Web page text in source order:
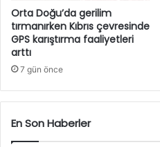
Orta Doğu’da gerilim
tırmanırken Kıbrıs çevresinde
GPS karıştırma faaliyetleri
arttı
7 gün önce
En Son Haberler